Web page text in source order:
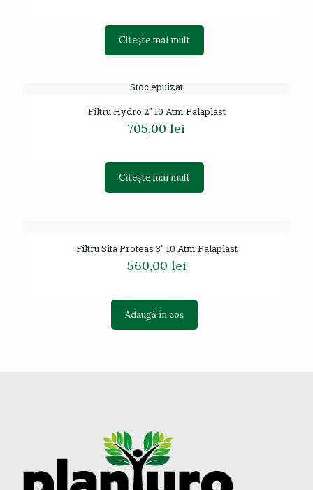
Citește mai mult
Stoc epuizat
Filtru Hydro 2″ 10 Atm Palaplast
705,00 lei
Citește mai mult
Filtru Sita Proteas 3″ 10 Atm Palaplast
560,00 lei
Adaugă în coș